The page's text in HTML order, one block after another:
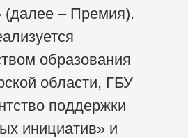
(далее – Премия).
образования
области, ГБУ
поддержки
инициатив» и